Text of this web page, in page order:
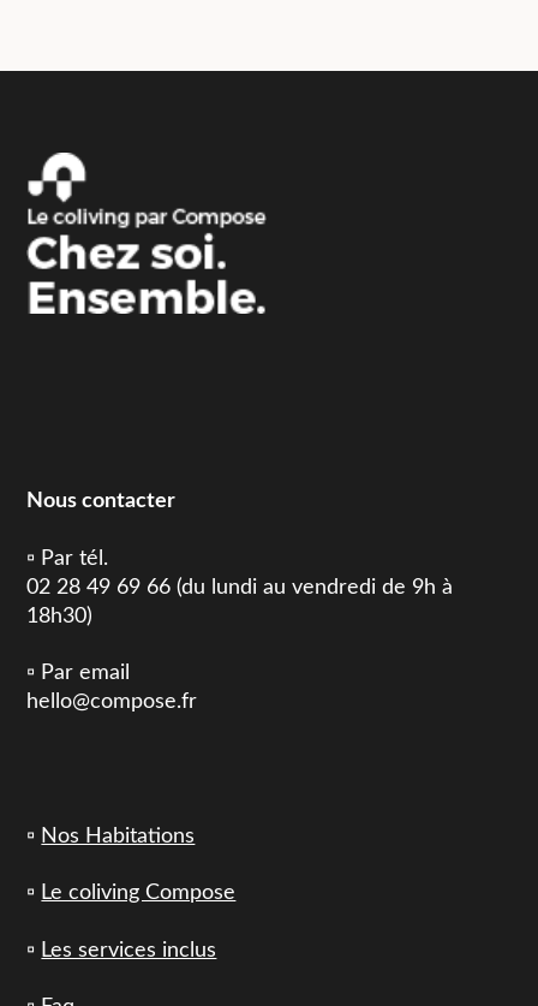
Nous contacter
▫️ Par tél.
02 28 49 69 66 (du lundi au vendredi de 9h à
18h30)
▫️ Par email
hello@compose.fr
▫️ Nos Habitations
▫️ Le coliving Compose
▫️ Les services inclus